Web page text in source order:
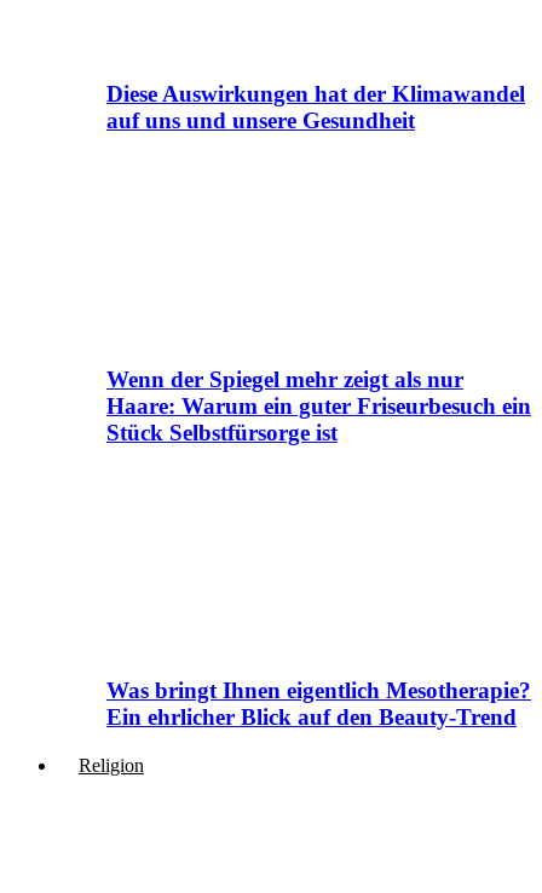
Diese Auswirkungen hat der Klimawandel
auf uns und unsere Gesundheit
Wenn der Spiegel mehr zeigt als nur
Haare: Warum ein guter Friseurbesuch ein
Stück Selbstfürsorge ist
Was bringt Ihnen eigentlich Mesotherapie?
Ein ehrlicher Blick auf den Beauty-Trend
Religion